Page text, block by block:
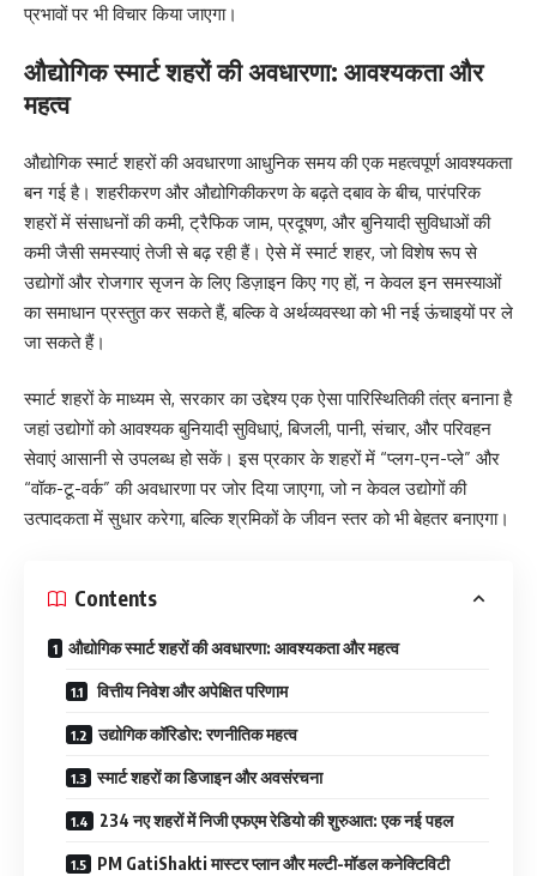
प्रभावों पर भी विचार किया जाएगा।
औद्योगिक स्मार्ट शहरों की अवधारणा: आवश्यकता और
महत्व
औद्योगिक स्मार्ट शहरों की अवधारणा आधुनिक समय की एक महत्वपूर्ण आवश्यकता
बन गई है। शहरीकरण और औद्योगिकीकरण के बढ़ते दबाव के बीच, पारंपरिक
शहरों में संसाधनों की कमी, ट्रैफिक जाम, प्रदूषण, और बुनियादी सुविधाओं की
कमी जैसी समस्याएं तेजी से बढ़ रही हैं। ऐसे में स्मार्ट शहर, जो विशेष रूप से
उद्योगों और रोजगार सृजन के लिए डिज़ाइन किए गए हों, न केवल इन समस्याओं
का समाधान प्रस्तुत कर सकते हैं, बल्कि वे अर्थव्यवस्था को भी नई ऊंचाइयों पर ले
जा सकते हैं।
स्मार्ट शहरों के माध्यम से, सरकार का उद्देश्य एक ऐसा पारिस्थितिकी तंत्र बनाना है
जहां उद्योगों को आवश्यक बुनियादी सुविधाएं, बिजली, पानी, संचार, और परिवहन
सेवाएं आसानी से उपलब्ध हो सकें। इस प्रकार के शहरों में “प्लग-एन-प्ले” और
“वॉक-टू-वर्क” की अवधारणा पर जोर दिया जाएगा, जो न केवल उद्योगों की
उत्पादकता में सुधार करेगा, बल्कि श्रमिकों के जीवन स्तर को भी बेहतर बनाएगा।
Contents
औद्योगिक स्मार्ट शहरों की अवधारणा: आवश्यकता और महत्व
वित्तीय निवेश और अपेक्षित परिणाम
उद्योगिक कॉरिडोर: रणनीतिक महत्व
स्मार्ट शहरों का डिजाइन और अवसंरचना
234 नए शहरों में निजी एफएम रेडियो की शुरुआत: एक नई पहल
PM GatiShakti मास्टर प्लान और मल्टी-मॉडल कनेक्टिविटी